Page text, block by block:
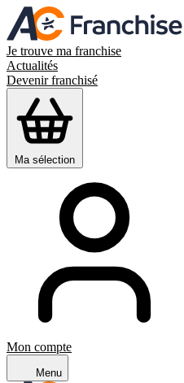
Je trouve ma franchise
Actualités
Devenir franchisé
Ma sélection
Mon compte
Menu